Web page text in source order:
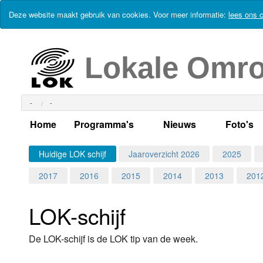
Deze website maakt gebruik van cookies. Voor meer informatie: lees ons
Lokale
- -
Home Programma's
Alle dagen
Weekschema
Alle programma's
Nieuws
Actueel Lokaal
LOK nieuws
Foto's
Huidige LOK schijf Jaaroverzicht 2026 2025
2017
2016 2015 2014 2013
LOK-schijf
De LOK-schijf is de LOK tip van de week.